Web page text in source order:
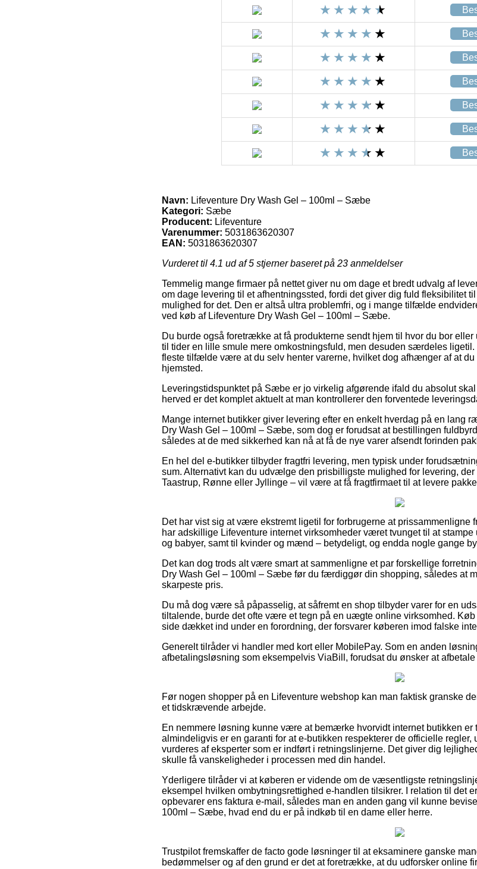
Navn: Lifeventure Dry Wash Gel – 100ml – Sæbe
Kategori: Sæbe
Producent: Lifeventure
Varenummer: 5031863620307
EAN: 5031863620307
Vurderet til 4.1 ud af 5 stjerner baseret på 23 anmeldelser
Temmelig mange firmaer på nettet giver nu om dage et bredt udvalg af
om dage levering til et afhentningssted, fordi det giver dig fuld fleksibilitet
mulighed for det. Den er altså ultra problemfri, og i mange tilfælde
ved køb af Lifeventure Dry Wash Gel – 100ml – Sæbe.
Du burde også foretrække at få produkterne sendt hjem til hvor du bor
til tider en lille smule mere omkostningsfuld, men desuden særdeles
fleste tilfælde være at du selv henter varerne, hvilket dog afhænger af at
hjemsted.
Leveringstidspunktet på Sæbe er jo virkelig afgørende ifald du absolut
herved er det komplet aktuelt at man kontrollerer den forventede
Mange internet butikker giver levering efter en enkelt hverdag på en lang
Dry Wash Gel – 100ml – Sæbe, som dog er forudsat at bestillingen
således at de med sikkerhed kan nå at få de nye varer afsendt forinden
En hel del e-butikker tilbyder fragtfri levering, men typisk under
sum. Alternativt kan du udvælge den prisbilligste mulighed for levering,
Taastrup, Rønne eller Jyllinge – vil være at få fragtfirmaet til at levere
Det har vist sig at være ekstremt ligetil for forbrugerne at prissammenligne
har adskillige Lifeventure internet virksomheder været tvunget til at
og babyer, samt til kvinder og mænd – betydeligt, og endda nogle gange
Det kan dog trods alt være smart at sammenligne et par forskellige
Dry Wash Gel – 100ml – Sæbe før du færdiggør din shopping, således at
skarpeste pris.
Du må dog være så påpasselig, at såfremt en shop tilbyder varer for en
tiltalende, burde det ofte være et tegn på en uægte online virksomhed.
side dækket ind under en forordning, der forsvarer køberen imod falske
Generelt tilråder vi handler med kort eller MobilePay. Som en anden
afbetalingsløsning som eksempelvis ViaBill, forudsat du ønsker at
Før nogen shopper på en Lifeventure webshop kan man faktisk granske
et tidskrævende arbejde.
En nemmere løsning kunne være at bemærke hvorvidt internet butikken er
almindeligvis er en garanti for at e-butikken respekterer de officielle
vurderes af eksperter som er indført i retningslinjerne. Det giver dig
skulle få vanskeligheder i processen med din handel.
Yderligere tilråder vi at køberen er vidende om de væsentligste
eksempel hvilken ombytningsrettighed e-handlen tilsikrer. I relation til det
opbevarer ens faktura e-mail, således man en anden gang vil kunne
100ml – Sæbe, hvad end du er på indkøb til en dame eller herre.
Trustpilot fremskaffer de facto gode løsninger til at eksaminere ganske
bedømmelser og af den grund er det at foretrække, at du udforsker online